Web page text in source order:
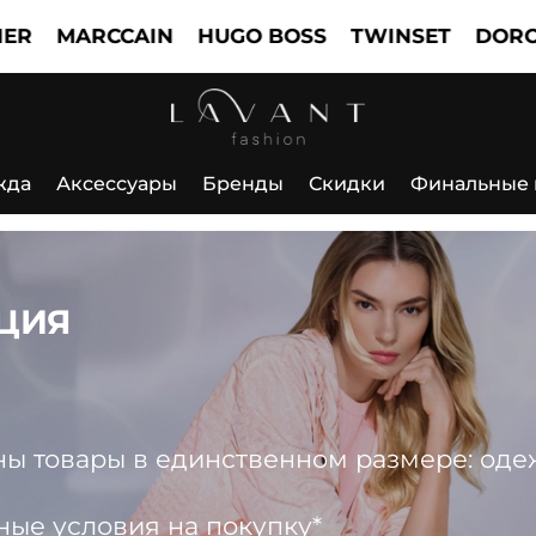
HUGO BOSS TWINSET DOROTHEE
Аксессуары Бренды Скидки Финальные
товары в единственном размере:
условия на покупку*